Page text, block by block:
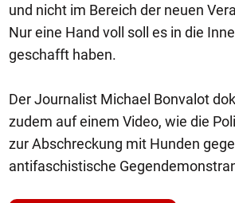
und nicht im Bereich der neuen
Nur eine Hand voll soll es in die
geschafft haben.
Der Journalist Michael Bonvalot
zudem auf einem Video, wie die
zur Abschreckung mit Hunden
antifaschistische